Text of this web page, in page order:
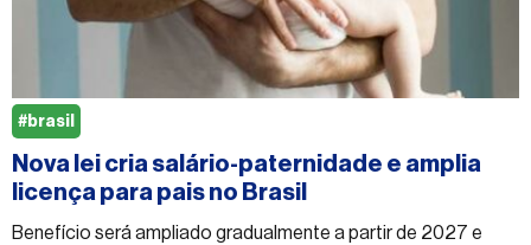
Nova lei cria salário-paternidade e amplia
licença para pais no Brasil
Benefício será ampliado gradualmente a partir de 2027 e
#brasil